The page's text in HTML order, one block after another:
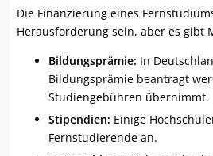
Die Finanzierung eines
Herausforderung sein, aber es gibt
Bildungsprämie: In
Bildungsprämie beantragt
Studiengebühren übernimmt.
Stipendien: Einige
Fernstudierende an.